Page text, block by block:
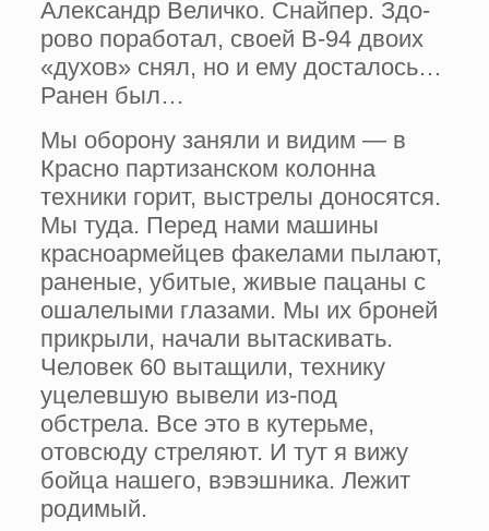
Александр Величко. Снайпер. Здо­
рово поработал, своей В-94 двоих
«духов» снял, но и ему досталось…
Ранен был…
Мы оборону заняли и видим — в
Красно­ партизанском колонна
техники горит, выст­релы доносятся.
Мы туда. Перед нами маши­ны
красноармейцев факелами пылают,
ране­ные, убитые, живые пацаны с
ошалелыми глазами. Мы их броней
прикрыли, начали вы­таскивать.
Человек 60 вытащили, технику
уцелевшую вывели из-под
обстрела. Все это в кутерьме,
отовсюду стреляют. И тут я вижу
бойца нашего, вэвэшника. Лежит
родимый.